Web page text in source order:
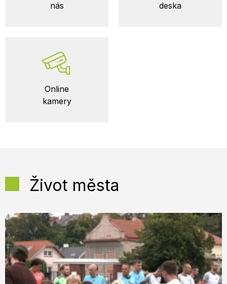
nás
deska
Online
kamery
Život města